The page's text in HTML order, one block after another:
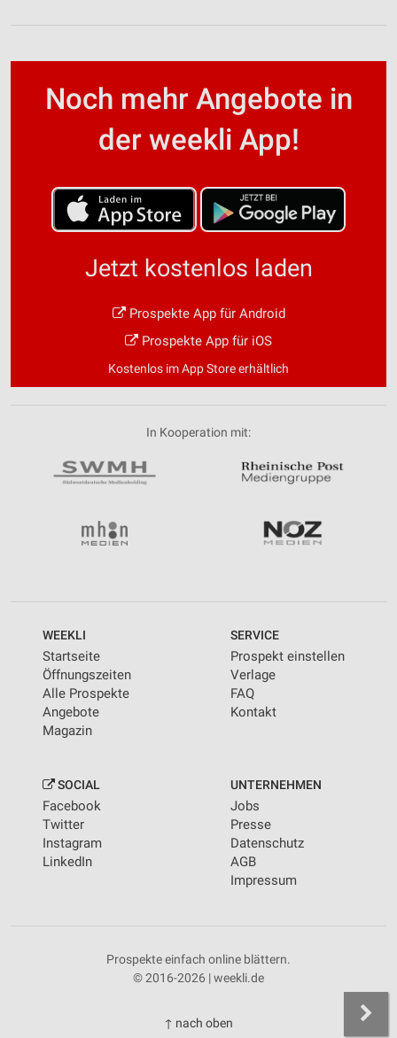
Noch mehr Angebote in
der weekli App!
Jetzt kostenlos laden
Prospekte App für Android
Prospekte App für iOS
Kostenlos im App Store erhältlich
In Kooperation mit:
WEEKLI
Startseite
Öffnungszeiten
Alle Prospekte
Angebote
Magazin
SERVICE
Prospekt einstellen
Verlage
FAQ
Kontakt
SOCIAL
Facebook
Twitter
Instagram
LinkedIn
UNTERNEHMEN
Jobs
Presse
Datenschutz
AGB
Impressum
Prospekte einfach online blättern.
© 2016-2026 | weekli.de
↑ nach oben